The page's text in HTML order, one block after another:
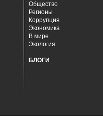
Общество
Регионы
Коррупция
Экономика
В мире
Экология
БЛОГИ